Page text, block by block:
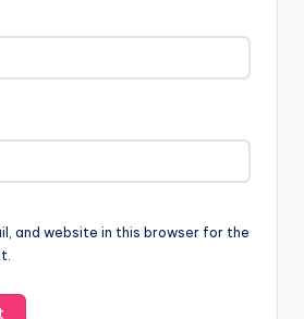
and website in this browser for the